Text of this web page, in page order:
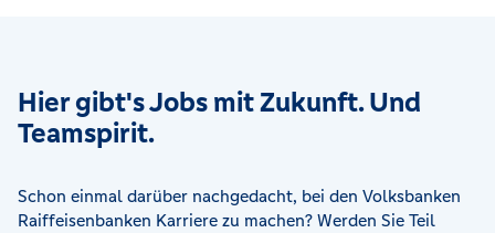
Hier gibt's Jobs mit Zukunft. Und
Teamspirit.
Schon einmal darüber nachgedacht, bei den Volksbanken
Raiffeisenbanken Karriere zu machen? Werden Sie Teil